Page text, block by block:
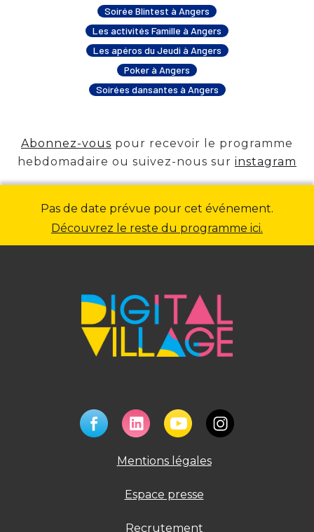
Soirée Blintest à Angers
Les activités Famille à Angers
Les apéros du Jeudi à Angers
Poker à Angers
Soirées dansantes à Angers
Abonnez-vous pour recevoir le programme
hebdomadaire ou suivez-nous sur instagram
Pas de date prévue pour cet événement.
Découvrez le reste du programme ici.
Mentions légales
Espace presse
Recrutement